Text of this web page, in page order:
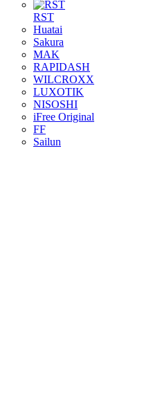
RST
Huatai
Sakura
MAK
RAPIDASH
WILCROXX
LUXOTIK
NISOSHI
iFree Original
FF
Sailun